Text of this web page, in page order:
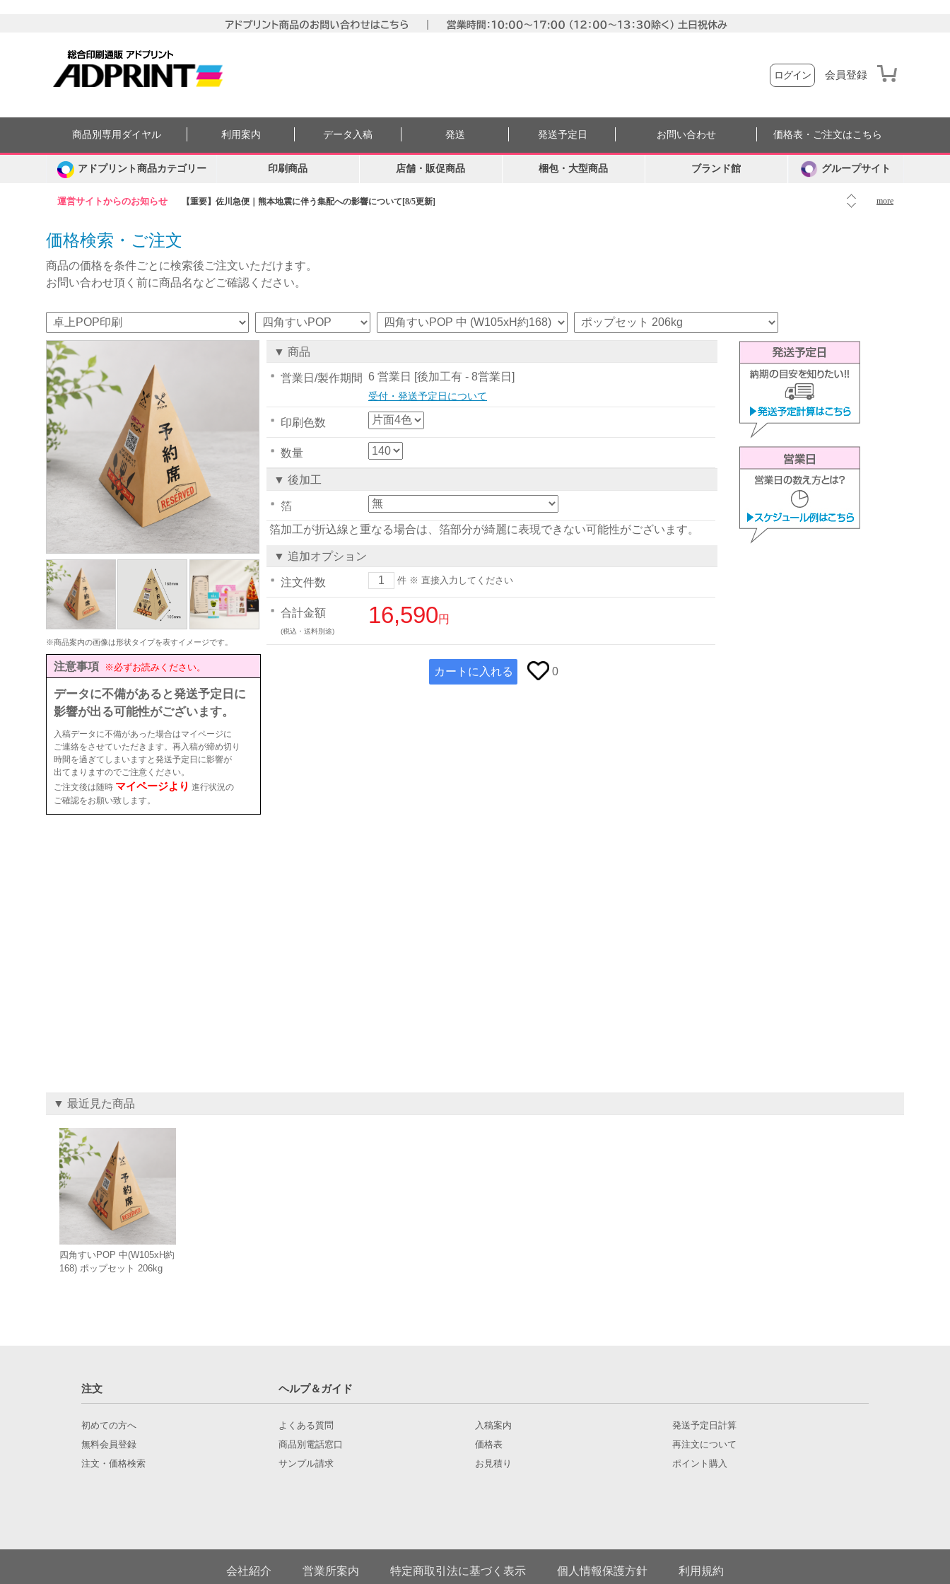
ログイン 会員登録
運営サイトからのお知らせ 【重要】佐川急便｜熊本地震に伴う集配への影響について[8/5更新] more
商品別専用ダイヤル 利用案内 データ入稿 発送 発送予定日 お問い合わせ 価格表・ご注文はこちら
アドプリント商品カテゴリー 印刷商品 店舗・販促商品 梱包・大型商品 ブランド館 グループサイト
価格検索・ご注文
商品の価格を条件ごとに検索後ご注文いただけます。
お問い合わせ頂く前に商品名などご確認ください。
※商品案内の画像は形状タイプを表すイメージです。
注意事項 ※必ずお読みください。
データに不備があると発送予定日に
影響が出る可能性がございます。
入稿データに不備があった場合はマイページに
ご連絡をさせていただきます。再入稿が締め切り
時間を過ぎてしまいますと発送予定日に影響が
出てまりますのでご注意ください。
ご注文後は随時 マイページより 進行状況の
ご確認をお願い致します。
▼ 商品
営業日/製作期間 6 営業日 [後加工有 - 8営業日]
受付・発送予定日について
印刷色数
数量
▼ 後加工
箔
箔加工が折込線と重なる場合は、箔部分が綺麗に表現できない可能性がございます。
▼ 追加オプション
注文件数 件 ※ 直接入力してください
合計金額
(税込・送料別途)
16,590円
カートに入れる 0
▼ 最近見た商品
四角すいPOP 中(W105xH約
168) ポップセット 206kg
注文 ヘルプ＆ガイド
初めての方へ
無料会員登録
注文・価格検索
よくある質問
商品別電話窓口
サンプル請求
入稿案内
価格表
お見積り
発送予定日計算
再注文について
ポイント購入
会社紹介 営業所案内 特定商取引法に基づく表示 個人情報保護方針 利用規約